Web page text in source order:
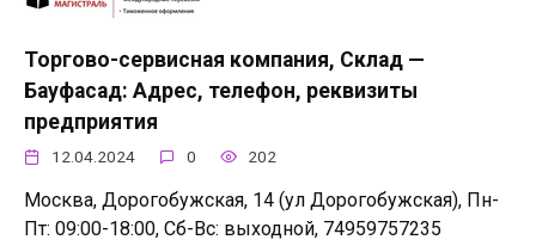
Торгово-сервисная компания, Склад —
Бауфасад: Адрес, телефон, реквизиты
предприятия
12.04.2024 0 202
Москва, Дорогобужская, 14 (ул Дорогобужская), Пн-
Пт: 09:00-18:00, Сб-Вс: выходной, 74959757235